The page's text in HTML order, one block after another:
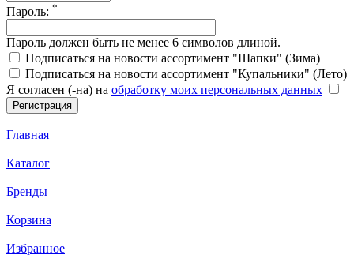
Пароль: *
Пароль должен быть не менее 6 символов длиной.
Подписаться на новости ассортимент "Шапки" (Зима)
Подписаться на новости ассортимент "Купальники" (Лето)
Я согласен (-на) на обработку моих персональных данных
Главная
Каталог
Бренды
Корзина
Избранное